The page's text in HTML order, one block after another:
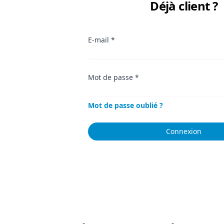
Déjà client ?
E-mail *
Mot de passe *
Mot de passe oublié ?
Connexion